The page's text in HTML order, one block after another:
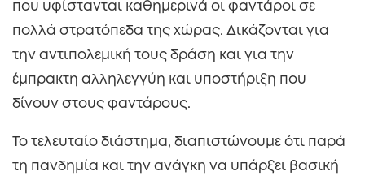
που υφίστανται καθημερινά οι φαντάροι σε
πολλά στρατόπεδα της χώρας. Δικάζονται για
την αντιπολεμική τους δράση και για την
έμπρακτη αλληλεγγύη και υποστήριξη που
δίνουν στους φαντάρους.
Το τελευταίο διάστημα, διαπιστώνουμε ότι παρά
τη πανδημία και την ανάγκη να υπάρξει βασική